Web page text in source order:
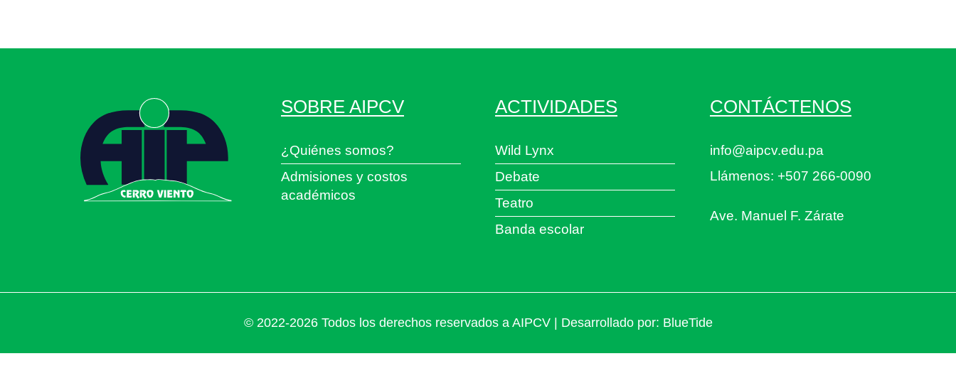
SOBRE AIPCV
¿Quiénes somos?
Admisiones y costos
académicos
ACTIVIDADES
Wild Lynx
Debate
Teatro
Banda escolar
CONTÁCTENOS
info@aipcv.edu.pa
Llámenos: +507 266-0090
Ave. Manuel F. Zárate
© 2022-2026 Todos los derechos reservados a AIPCV | Desarrollado por: BlueTide